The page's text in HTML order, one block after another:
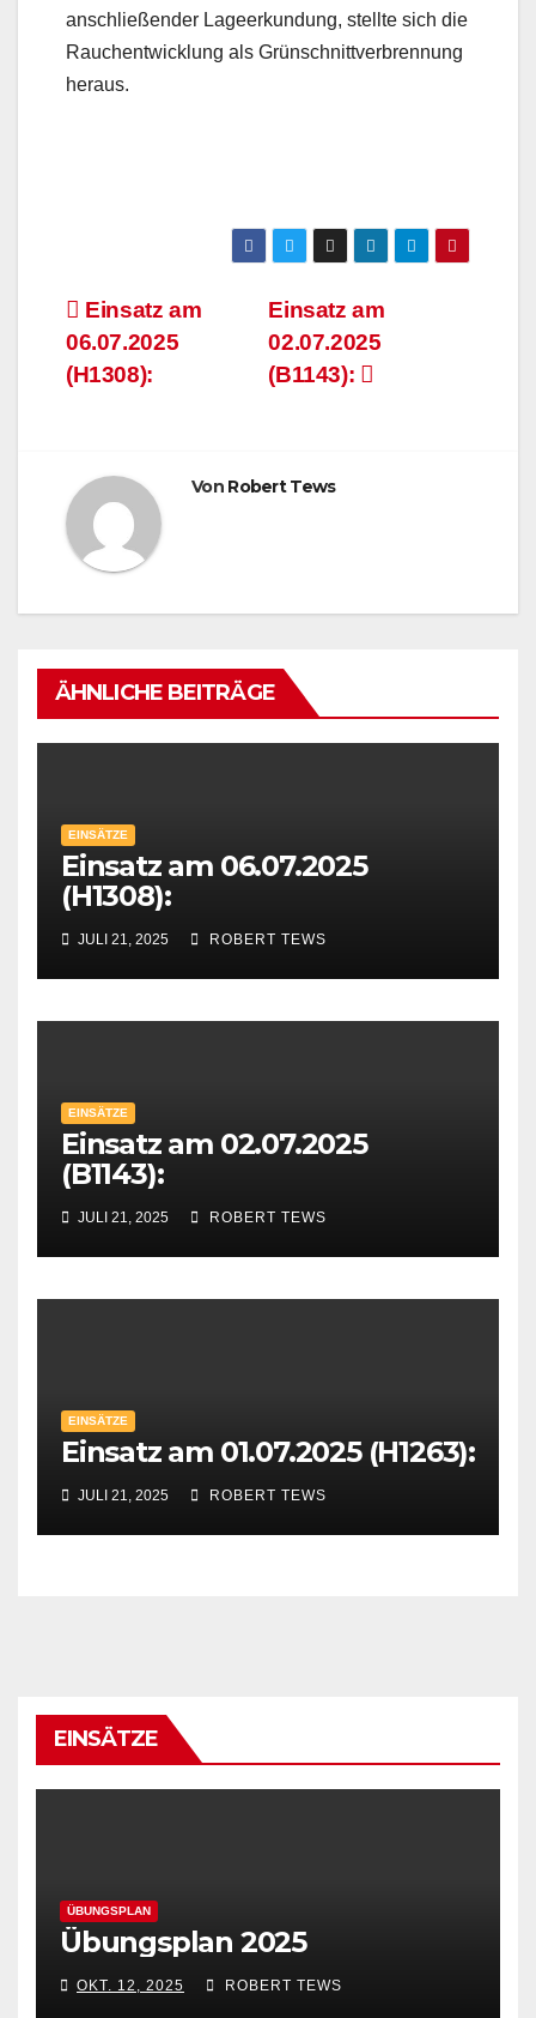
anschließender Lageerkundung, stellte sich die
Rauchentwicklung als Grünschnittverbrennung
heraus.
Beitragsnavigation
Einsatz am
02.07.2025
(B1143):
Einsatz am
06.07.2025
(H1308):
Von Robert Tews
ÄHNLICHE BEITRÄGE
EINSÄTZE
Einsatz am 06.07.2025
(H1308):
JULI 21, 2025 ROBERT TEWS
EINSÄTZE
Einsatz am 02.07.2025
(B1143):
JULI 21, 2025 ROBERT TEWS
EINSÄTZE
Einsatz am 01.07.2025 (H1263):
JULI 21, 2025 ROBERT TEWS
EINSÄTZE
ÜBUNGSPLAN
Übungsplan 2025
OKT. 12, 2025 ROBERT TEWS